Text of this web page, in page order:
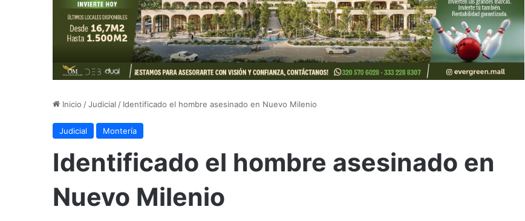
Inicio /Judicial / Identificado el hombre asesinado en Nuevo Milenio
Judicial Montería
Identificado el hombre asesinado en
Nuevo Milenio